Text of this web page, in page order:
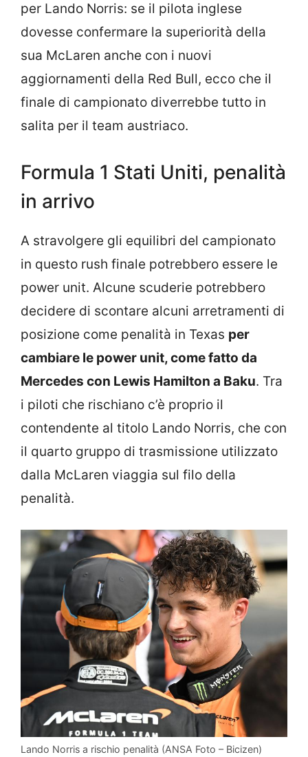
per Lando Norris: se il pilota inglese
dovesse confermare la superiorità della
sua McLaren anche con i nuovi
aggiornamenti della Red Bull, ecco che il
finale di campionato diverrebbe tutto in
salita per il team austriaco.
Formula 1 Stati Uniti, penalità
in arrivo
A stravolgere gli equilibri del campionato
in questo rush finale potrebbero essere le
power unit. Alcune scuderie potrebbero
decidere di scontare alcuni arretramenti di
posizione come penalità in Texas per
cambiare le power unit, come fatto da
Mercedes con Lewis Hamilton a Baku. Tra
i piloti che rischiano c’è proprio il
contendente al titolo Lando Norris, che con
il quarto gruppo di trasmissione utilizzato
dalla McLaren viaggia sul filo della
penalità.
Lando Norris a rischio penalità (ANSA Foto – Bicizen)